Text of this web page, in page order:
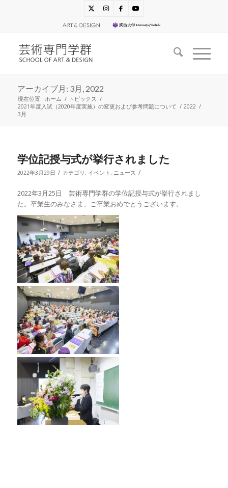
アーカイブ月: 3月, 2022
現在位置: ホーム / トピックス /
2021年度入試（2020年度実施）の変更および参考問題について / 2022 /
3月
学位記授与式が挙行されました
2022年3月29日 / カテゴリ: イベント , ニュース /
2022年3月25日 芸術専門学群の学位記授与式が挙行されまし
た。卒業生のみなさま、ご卒業おめでとうございます。